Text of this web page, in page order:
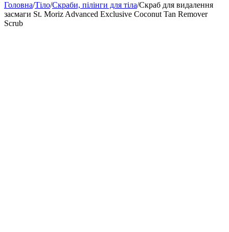
Головна/Тіло/Скраби, пілінги для тіла/Скраб для видалення
засмаги St. Moriz Advanced Exclusive Coconut Tan Remover
Scrub